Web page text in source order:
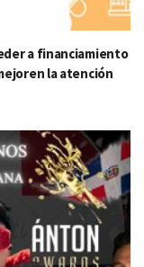
a financiamiento
la atención